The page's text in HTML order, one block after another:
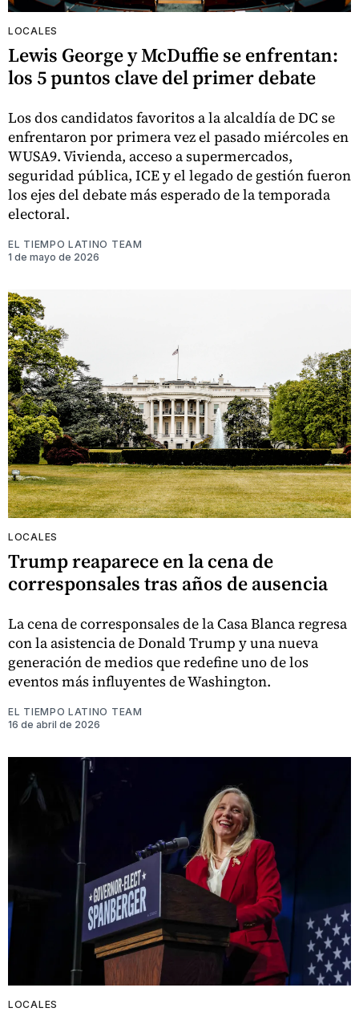
LOCALES
Lewis George y McDuffie se enfrentan:
los 5 puntos clave del primer debate
Los dos candidatos favoritos a la alcaldía de DC se
enfrentaron por primera vez el pasado miércoles en
WUSA9. Vivienda, acceso a supermercados,
seguridad pública, ICE y el legado de gestión fueron
los ejes del debate más esperado de la temporada
electoral.
EL TIEMPO LATINO TEAM
1 de mayo de 2026
LOCALES
Trump reaparece en la cena de
corresponsales tras años de ausencia
La cena de corresponsales de la Casa Blanca regresa
con la asistencia de Donald Trump y una nueva
generación de medios que redefine uno de los
eventos más influyentes de Washington.
EL TIEMPO LATINO TEAM
16 de abril de 2026
LOCALES